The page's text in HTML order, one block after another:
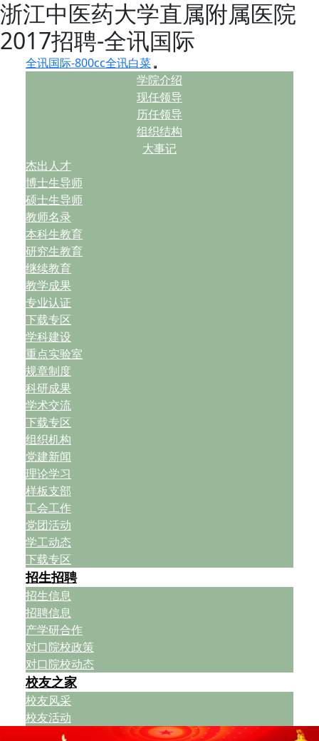
浙江中医药大学直属附属医院
2017招聘-全讯国际
全讯国际-800cc全讯白菜
学院介绍
现任领导
历任领导
组织结构
大事记
杰出人才
博士生导师
硕士生导师
教师名录
本科生教育
研究生教育
继续教育
教学成果
专业认证
下载专区
学科建设
重点实验室
规章制度
科研成果
学术交流
下载专区
组织机构
党建新闻
理论学习
样板支部
工会工作
党团活动
学工动态
下载专区
招生招聘
招生信息
招聘信息
产学研合作
对口院校政策
对口院校动态
校友之家
校友风采
校友活动